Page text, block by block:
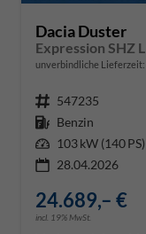
Dacia Duster
Expression SHZ
unverbindliche Lieferzeit:
Fahrzeugnr. 547235
Kraftstoff Benzin
Leistung 103 kW (140 PS)
28.04.2026
24.689,– €
incl. 19% MwSt.